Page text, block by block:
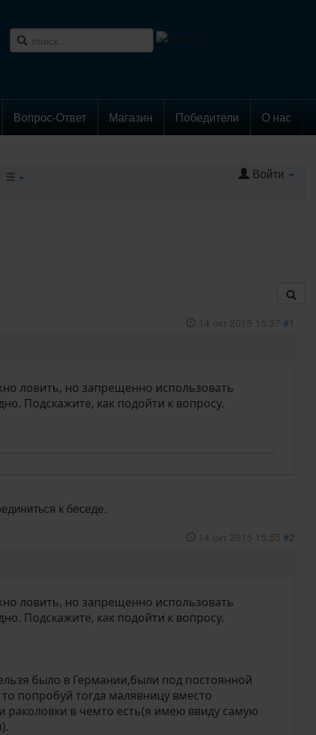
Вопрос-Ответ Магазин Победители О нас
Войти
14 окт 2015 15:37 #1
ловить, но запрещенно использовать
Подскажите, как подойти к вопросу.
к беседе.
14 окт 2015 15:55 #2
ловить, но запрещенно использовать
Подскажите, как подойти к вопросу.
было в Германии,были под постоянной
попробуй тогда малявницу вместо
раколовки в чемто есть(я имею ввиду самую